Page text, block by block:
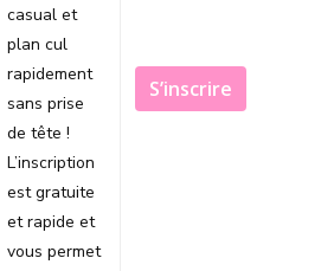
casual et
plan cul
rapidement
sans prise
de tête !
L’inscription
est gratuite
et rapide et
vous permet
S’inscrire